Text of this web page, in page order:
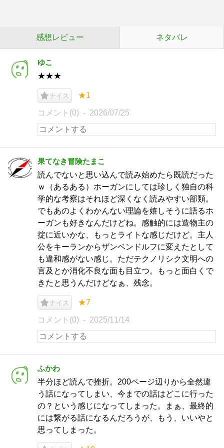
感想レビュー ネタバレ
ゆこ
★★★
ナイス ★1
コメント(0) 2026/07/25
果てなき冒険たまこ
読んでないと思い込んで読み始めたら既読だった
ｗ（あるある）ホーガンにしては珍しく独自の科
学的な考察はそれほど深くなく読みやすい部類。
でもあのよくわかんない理論を嬉しそうに語るホ
ーガンも好きなんだけどね。感触的には造物主の
掟に近いかな、もっとライトな感じだけど。主人
公をキーランからザンベンドルフに変えたとして
も違和感がない感じ。ただテクノリシク文明への
言及とか消化不良な面も目立つ。もっと面白くで
きたと思うんだけどなぁ、残念。
ナイス ★7
コメント(0) 2025/11/14
ふかわ
半分ほど読んで挫折。200ページ辺りから全然違
う話になってしまい、今までの話はどこに行った
の？という感じになってしまった。まぁ、最終的
には繋がる話になるんだろうが、もう、いいやと
思ってしまった。